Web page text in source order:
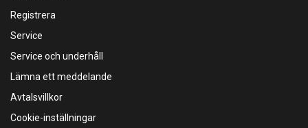
Registrera
Service
Service och underhåll
Lämna ett meddelande
Avtalsvillkor
Cookie-inställningar